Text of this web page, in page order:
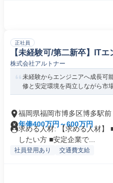
正社員
【未経験可/第二新卒】IT
株式会社アルトナー
未経験からエンジニアへ成長可
修と安定環境を両立しながら市
福岡県福岡市博多区博多駅前
年俸400万円～600万円
求める人材: 【求める人材】
したい方 ■安定企業で...
社員登用あり 交通費支給